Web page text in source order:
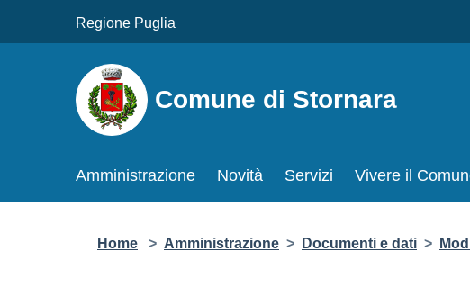
Regione Puglia
Comune di Stornara
Amministrazione Novità Servizi Vivere il Comune
Home > Amministrazione > Documenti e dati >